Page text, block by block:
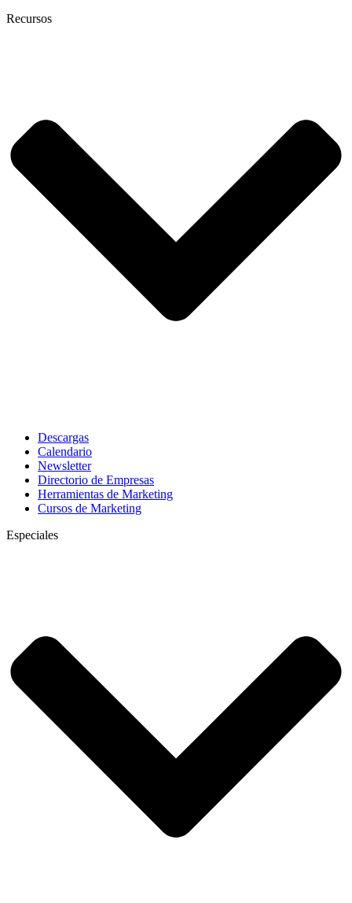
Recursos
Descargas
Calendario
Newsletter
Directorio de Empresas
Herramientas de Marketing
Cursos de Marketing
Especiales